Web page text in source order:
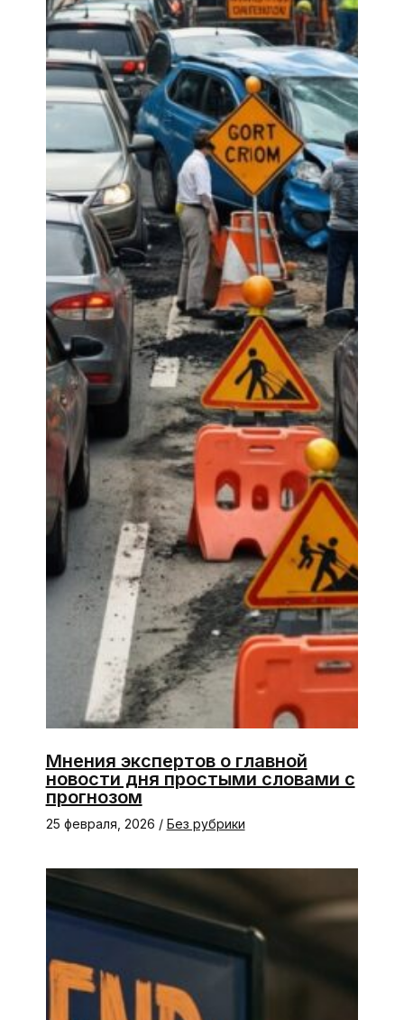
Мнения экспертов о главной
новости дня простыми словами с
прогнозом
25 февраля, 2026 / Без рубрики